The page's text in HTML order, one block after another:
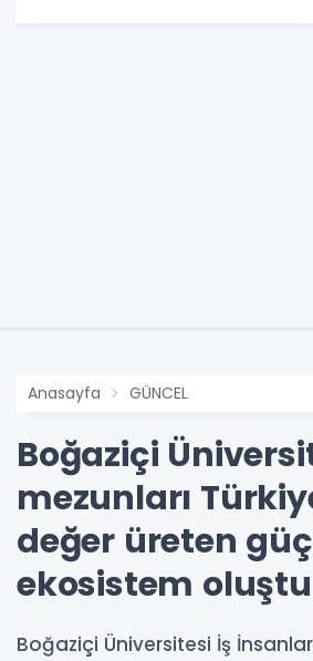
Anasayfa GÜNCEL
Boğaziçi
mezunları
değer üreten
ekosistem
Boğaziçi Üniversitesi İş